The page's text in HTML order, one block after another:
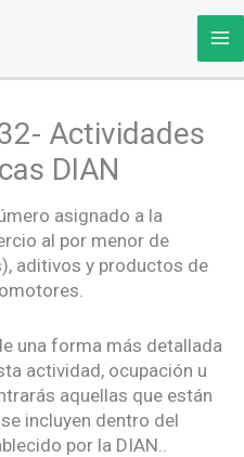
Actividades
DIAN
asignado a la
al por menor de
aditivos y productos de
una forma más detallada
actividad, ocupación u
aquellas que están
incluyen dentro del
por la DIAN..